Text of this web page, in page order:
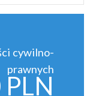
cywilno-
prawnych